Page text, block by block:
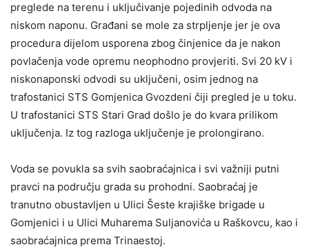
preglede na terenu i uključivanje pojedinih odvoda na
niskom naponu. Građani se mole za strpljenje jer je ova
procedura dijelom usporena zbog činjenice da je nakon
povlačenja vode opremu neophodno provjeriti. Svi 20 kV i
niskonaponski odvodi su uključeni, osim jednog na
trafostanici STS Gomjenica Gvozdeni čiji pregled je u toku.
U trafostanici STS Stari Grad došlo je do kvara prilikom
uključenja. Iz tog razloga uključenje je prolongirano.
Voda se povukla sa svih saobraćajnica i svi važniji putni
pravci na području grada su prohodni. Saobraćaj je
tranutno obustavljen u Ulici Šeste krajiške brigade u
Gomjenici i u Ulici Muharema Suljanovića u Raškovcu, kao i
saobraćajnica prema Trinaestoj.